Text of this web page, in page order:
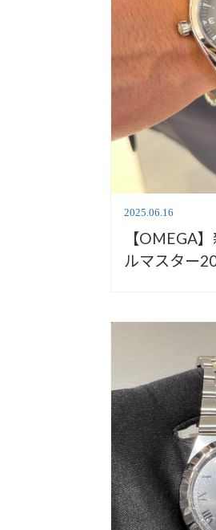
2025.06.16
【OMEGA
ルマスター